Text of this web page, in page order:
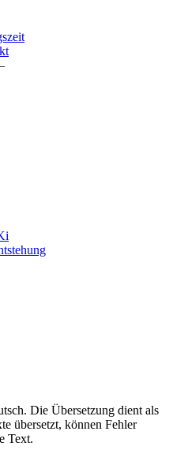
Die Übersetzung dient als
übersetzt, können Fehler
Text.